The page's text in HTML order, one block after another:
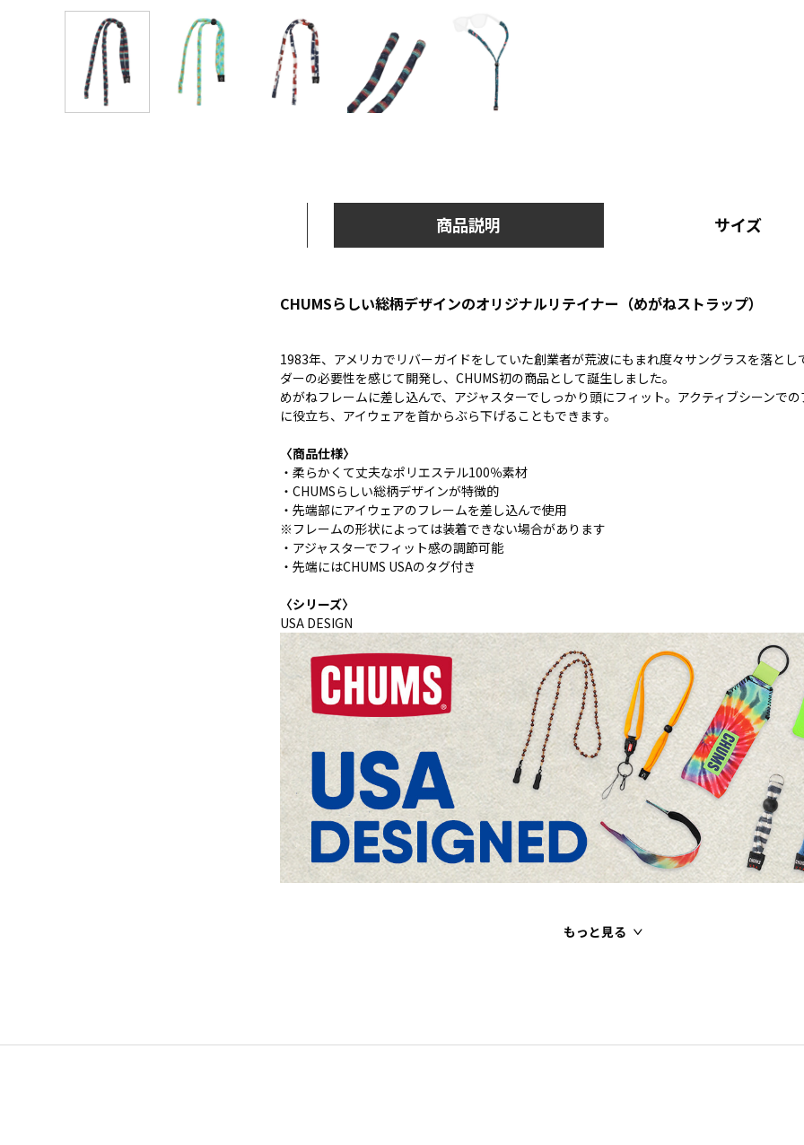
商品説明 サイズ
CHUMSらしい総柄デザインのオリジナルリテイナー（めがねストラップ）
1983年、アメリカでリバーガイドをしていた創業者が荒波にもまれ度々サングラスを落とし
ダーの必要性を感じて開発し、CHUMS初の商品として誕生しました。
めがねフレームに差し込んで、アジャスターでしっかり頭にフィット。アクティブシーンで
に役立ち、アイウェアを首からぶら下げることもできます。
〈商品仕様〉
・柔らかくて丈夫なポリエステル100％素材
・CHUMSらしい総柄デザインが特徴的
・先端部にアイウェアのフレームを差し込んで使用
※フレームの形状によっては装着できない場合があります
・アジャスターでフィット感の調節可能
・先端にはCHUMS USAのタグ付き
〈シリーズ〉
USA DESIGN
もっと見る